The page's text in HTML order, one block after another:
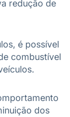
redução de
é possível
combustível
dos